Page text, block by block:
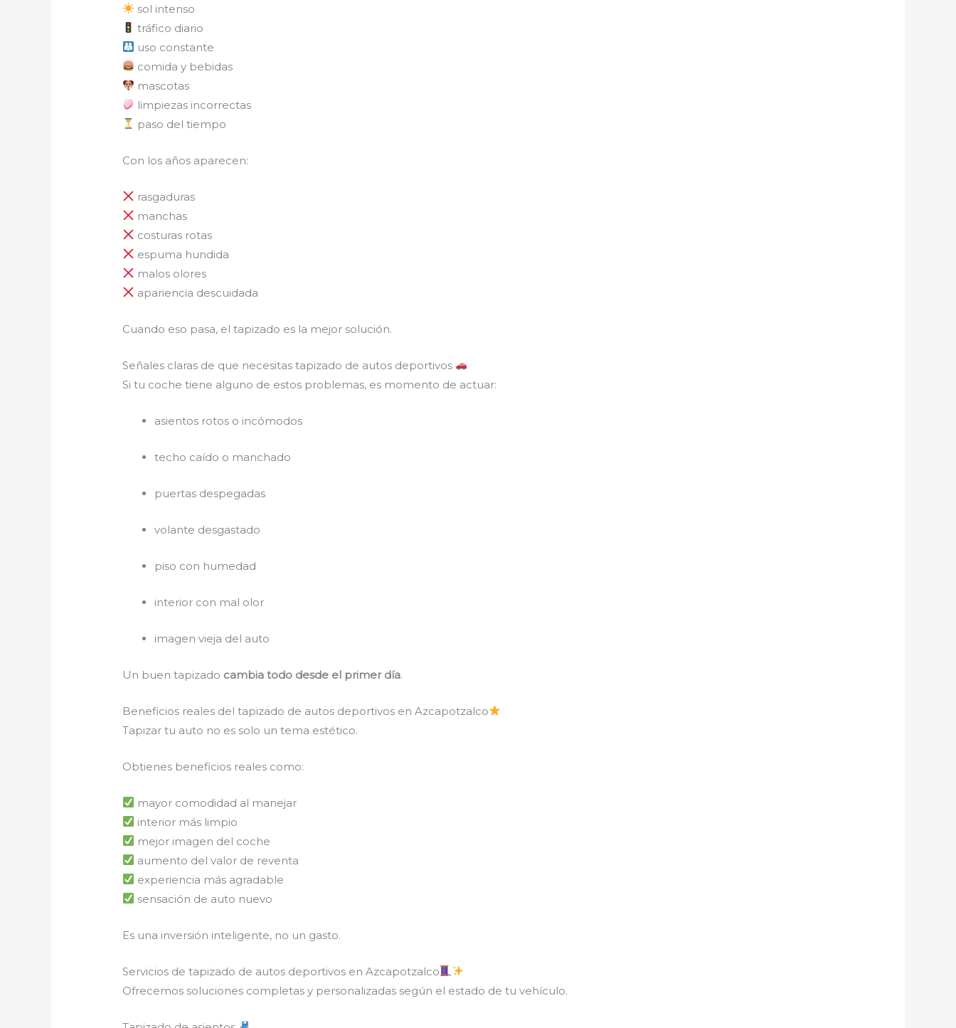
sol intenso
tráfico diario
uso constante
comida y bebidas
mascotas
limpiezas incorrectas
paso del tiempo
Con los años aparecen:
rasgaduras
manchas
costuras rotas
espuma hundida
malos olores
apariencia descuidada
Cuando eso pasa, el tapizado es la mejor solución.
Señales claras de que necesitas tapizado de autos deportivos
Si tu coche tiene alguno de estos problemas, es momento de actuar:
asientos rotos o incómodos
techo caído o manchado
puertas despegadas
volante desgastado
piso con humedad
interior con mal olor
imagen vieja del auto
Un buen tapizado cambia todo desde el primer día.
Beneficios reales del tapizado de autos deportivos en Azcapotzalco
Tapizar tu auto no es solo un tema estético.
Obtienes beneficios reales como:
mayor comodidad al manejar
interior más limpio
mejor imagen del coche
aumento del valor de reventa
experiencia más agradable
sensación de auto nuevo
Es una inversión inteligente, no un gasto.
Servicios de tapizado de autos deportivos en Azcapotzalco
Ofrecemos soluciones completas y personalizadas según el estado de tu vehículo.